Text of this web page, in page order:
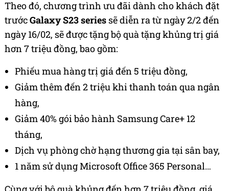
Theo đó, chương trình ưu đãi dành cho khách đặt
trướcGalaxy S23 series sẽ diễn ra từ ngày 2/2 đến
ngày 16/02, sẽ được tặng bộ quà tặng khủng trị giá
hơn 7 triệu đồng, bao gồm:
Phiếu mua hàng trị giá đến 5 triệu đồng,
Giảm thêm đến 2 triệu khi thanh toán qua ngân
hàng,
Giảm 40% gói bảo hành Samsung Care+ 12
tháng,
Dịch vụ phòng chờ hạng thương gia tại sân bay,
1 năm sử dụng Microsoft Office 365 Personal…